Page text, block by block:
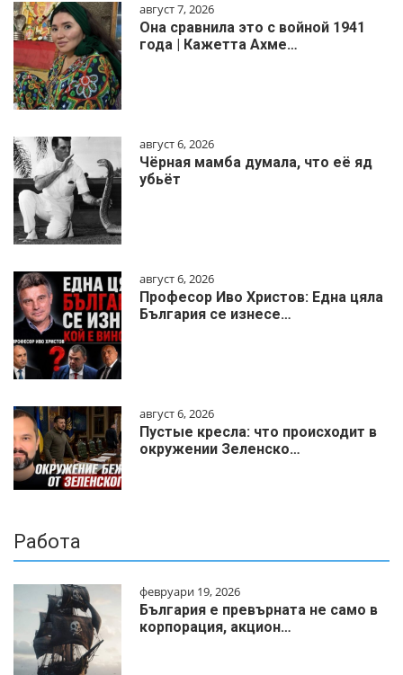
август 7, 2026
Она сравнила это с войной 1941
года | Кажетта Ахме…
август 6, 2026
Чёрная мамба думала, что её яд
убьёт
август 6, 2026
Професор Иво Христов: Една цяла
България се изнесе…
август 6, 2026
Пустые кресла: что происходит в
окружении Зеленско…
Работа
февруари 19, 2026
България е превърната не само в
корпорация, акцион…